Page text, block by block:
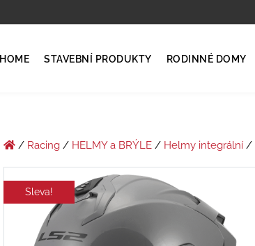
HOME STAVEBNÍ PRODUKTY RODINNÉ DOMY
/ Racing/ HELMY a BRÝLE/ Helmy integrální/
Sleva!